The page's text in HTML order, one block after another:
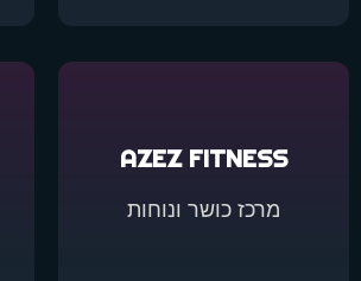
AZEZ FITNESS
מרכז כושר ונוחות